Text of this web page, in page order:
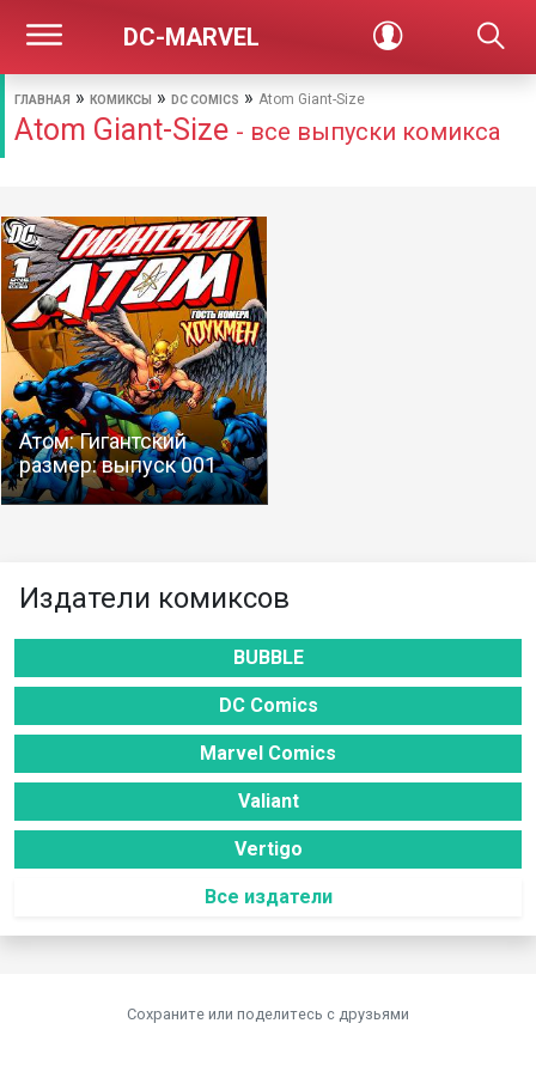
DC-MARVEL
ГЛАВНАЯ » КОМИКСЫ » DC COMICS » Atom Giant-Size
Atom Giant-Size - все выпуски комикса
Атом: Гигантский
размер: выпуск 001
Издатели комиксов
BUBBLE
DC Comics
Marvel Comics
Valiant
Vertigo
Все издатели
Сохраните или поделитесь c друзьями